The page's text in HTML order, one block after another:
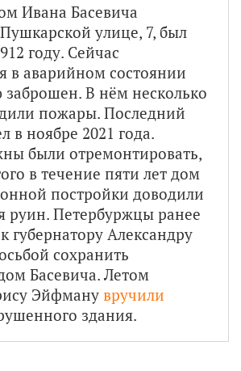
Ивана Басевича
улице, 7, был
году. Сейчас
в аварийном состоянии
В нём несколько
пожары. Последний
в ноябре 2021 года.
были отремонтировать,
в течение пяти лет дом
постройки доводили
руин. Петербуржцы ранее
к губернатору Александру
сохранить
Басевича. Летом
Эйфману вручили
здания.